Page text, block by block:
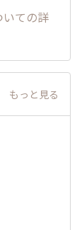
ての詳
もっと見る